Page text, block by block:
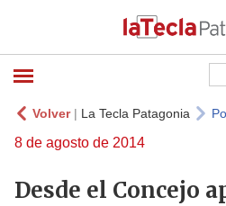
Volver| La Tecla Patagonia
8 de agosto de 2014
Desde el Concejo